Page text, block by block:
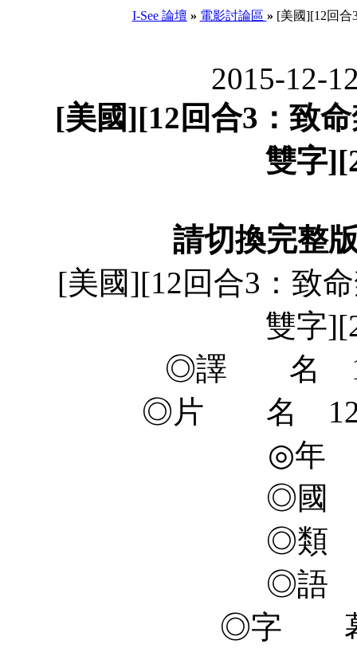
I-See 論壇 » 電影討論區 » [美國][12回合
2015-12-
[美國][12回合3：致
雙字
請切換完整
[美國][12回合3：致
雙字
◎譯 名 12
◎片 名 12
◎年
◎國
◎類
◎語
◎字 幕